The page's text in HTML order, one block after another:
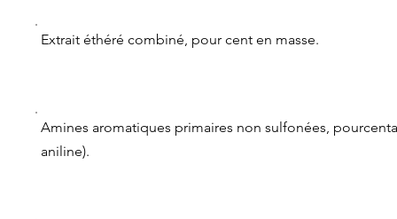
Extrait éthéré combiné, pour cent en masse.
Amines aromatiques primaires non sulfonées,
aniline).